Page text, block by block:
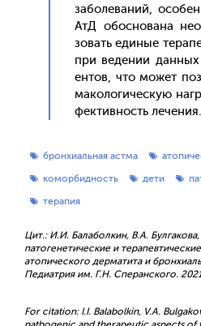
за­боле­ваний,
АтД обос­но­вана
зо­вать еди­ные
при ве­дении
ен­тов, что мо­жет
ма­коло­гичес­кую
фектив­ность ле­чения.
бронхиальная астма
коморбидность
дети
терапия
Цит.: И.И. Балаболкин, В.А.
патогенетические и
атопического дерматита и
Педиатрия им. Г.Н. Сперанского.
For citation: I.I. Balabolkin, V.A.